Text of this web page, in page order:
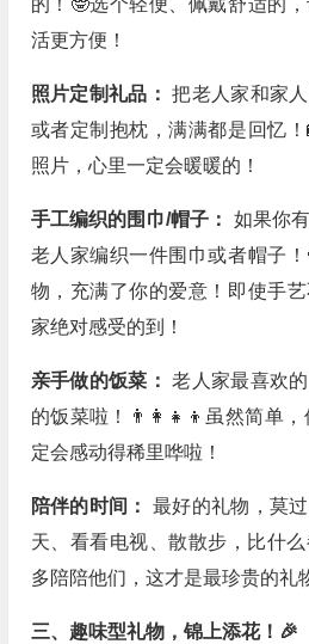
的！🤓选个轻便、佩戴舒适的
活更方便！
照片定制礼品：把老人家和家
或者定制抱枕，满满都是回忆
照片，心里一定会暖暖的！
手工编织的围巾/帽子： 如果你
老人家编织一件围巾或者帽子
物，充满了你的爱意！即使手
家绝对感受的到！
亲手做的饭菜：老人家最喜欢
的饭菜啦！👨‍👩‍👧‍👦虽然简单
定会感动得稀里哗啦！
陪伴的时间：最好的礼物，莫
天、看看电视、散散步，比什
多陪陪他们，这才是最珍贵的礼
三、趣味型礼物，锦上添花！🎉